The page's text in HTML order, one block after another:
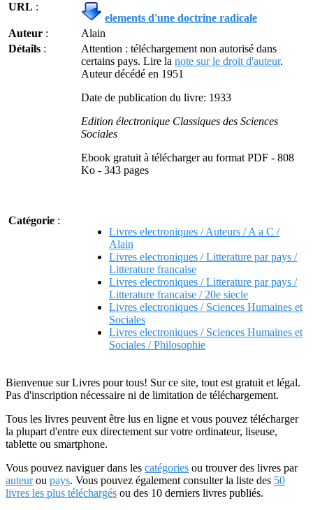
URL :
elements d'une doctrine radicale
Auteur :
Alain
Détails :
Attention : téléchargement non autorisé dans
certains pays. Lire la note sur le droit d'auteur.
Auteur décédé en 1951
Date de publication du livre: 1933
Edition électronique Classiques des Sciences
Sociales
Ebook gratuit à télécharger au format PDF - 808
Ko - 343 pages
Catégorie :
Livres electroniques / Auteurs / A a C /
Alain
Livres electroniques / Litterature par pays /
Litterature francaise
Livres electroniques / Litterature par pays /
Litterature francaise / 20e siecle
Livres electroniques / Sciences Humaines et
Sociales
Livres electroniques / Sciences Humaines et
Sociales / Philosophie
Bienvenue sur Livres pour tous! Sur ce site, tout est gratuit et légal.
Pas d'inscription nécessaire ni de limitation de téléchargement.
Tous les livres peuvent être lus en ligne et vous pouvez télécharger
la plupart d'entre eux directement sur votre ordinateur, liseuse,
tablette ou smartphone.
Vous pouvez naviguer dans les catégories ou trouver des livres par
auteurou pays. Vous pouvez également consulter la liste des 50
livres les plus téléchargés ou des 10 derniers livres publiés.